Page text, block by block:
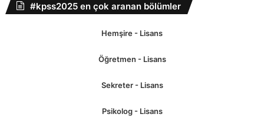
#kpss2025 en çok aranan bölümler
Hemşire - Lisans
Öğretmen - Lisans
Sekreter - Lisans
Psikolog - Lisans